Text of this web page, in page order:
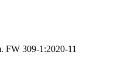
FW 309-1:2020-11